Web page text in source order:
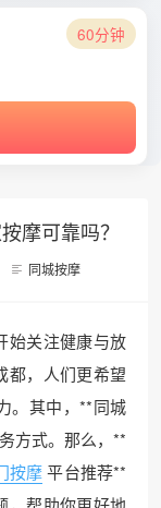
60分钟
摩可靠吗？
同城按摩
始关注健康与放
都，人们更希望
。其中，**同城
方式。那么，**
按摩 平台推荐**